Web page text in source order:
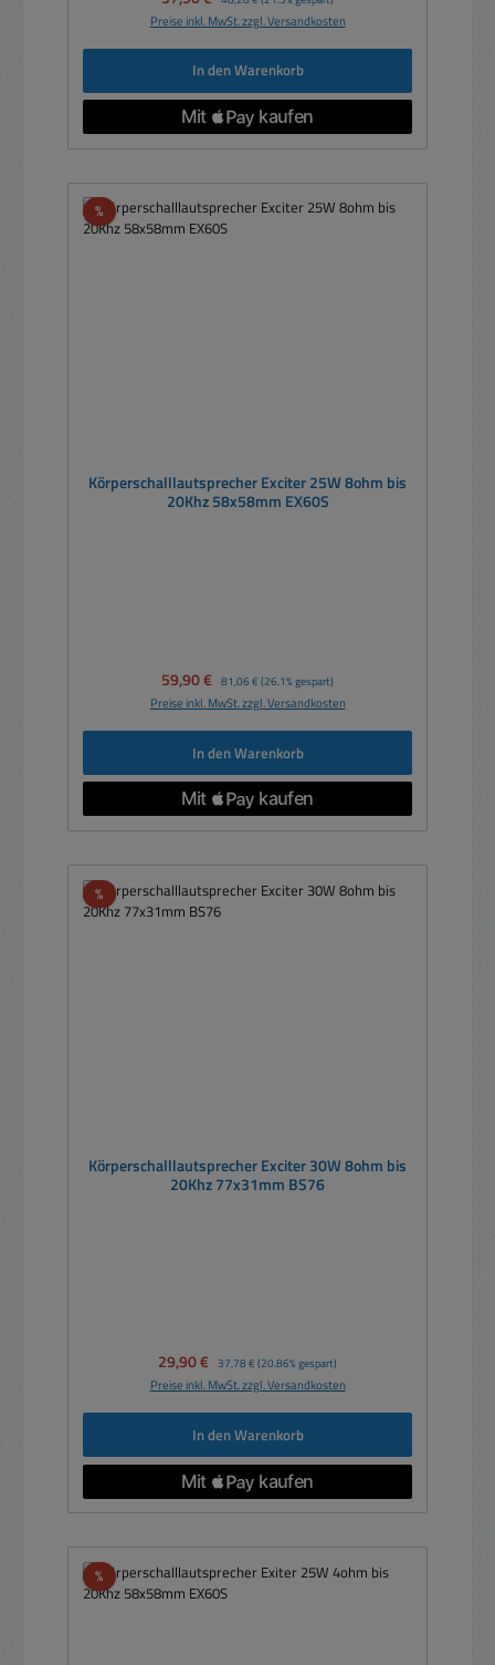
Preise inkl. MwSt. zzgl. Versandkosten
In den Warenkorb
%Rabatt
Körperschalllautsprecher Exciter 25W 8ohm bis
20Khz 58x58mm EX60S
Verkaufspreis:
59,90 € Regulärer Preis:
81,06 € (26.1% gespart)
Preise inkl. MwSt. zzgl. Versandkosten
In den Warenkorb
%Rabatt
Körperschalllautsprecher Exciter 30W 8ohm bis
20Khz 77x31mm BS76
Verkaufspreis:
29,90 € Regulärer Preis:
37,78 € (20.86% gespart)
Preise inkl. MwSt. zzgl. Versandkosten
In den Warenkorb
%Rabatt